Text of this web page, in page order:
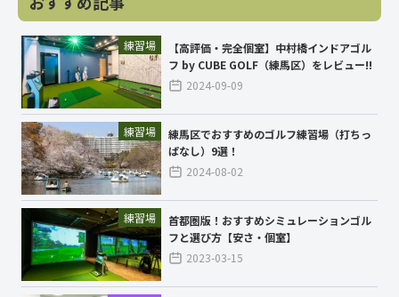
練習場
【高評価・完全個室】中村橋インドアゴル
フ by CUBE GOLF（練馬区）をレビュー!!
2024-09-09
練習場
練馬区でおすすめのゴルフ練習場（打ちっ
ぱなし）9選！
2024-08-02
練習場
首都圏版！おすすめシミュレーションゴル
フと選び方【安さ・個室】
2023-03-15